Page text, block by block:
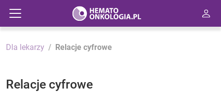
Dla lekarzy Relacje cyfrowe
Relacje cyfrowe